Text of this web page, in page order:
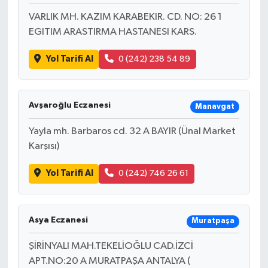
VARLIK MH. KAZIM KARABEKIR. CD. NO: 26 1
EGITIM ARASTIRMA HASTANESI KARS.
Yol Tarifi Al 0 (242) 238 54 89
Avşaroğlu Eczanesi Manavgat
Yayla mh. Barbaros cd. 32 A BAYIR (Ünal Market
Karşısı)
Yol Tarifi Al 0 (242) 746 26 61
Asya Eczanesi Muratpaşa
ŞİRİNYALI MAH.TEKELİOĞLU CAD.İZCİ
APT.NO:20 A MURATPAŞA ANTALYA (